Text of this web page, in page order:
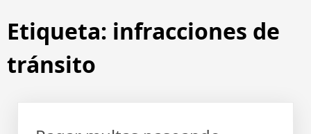
Etiqueta: infracciones de
tránsito